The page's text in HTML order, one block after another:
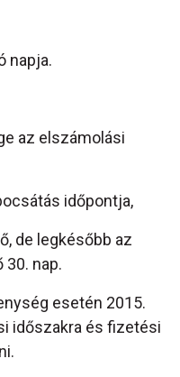
napja.
az elszámolási
időpontja,
de legkésőbb az
nap.
esetén 2015.
időszakra és fizetési